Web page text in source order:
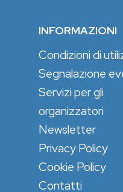
INFORMAZIONI
Condizioni di
Segnalazione
Servizi per gli
organizzatori
Newsletter
Privacy Policy
Cookie Policy
Contatti